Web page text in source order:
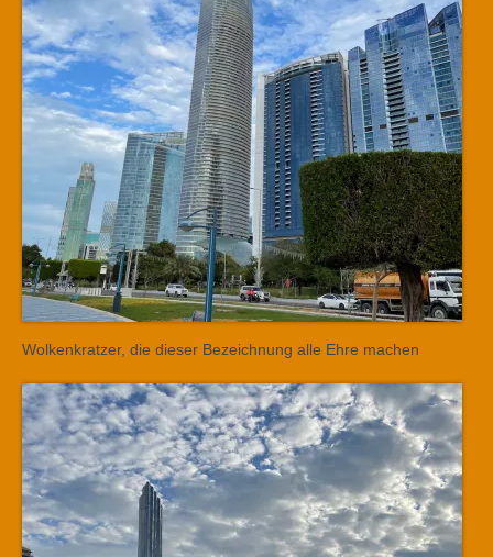
Wolkenkratzer, die dieser Bezeichnung alle Ehre machen